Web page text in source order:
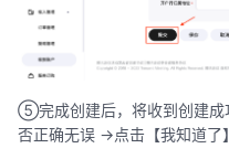
⑤完成创建后，将收到创建成
否正确无误 ->点击【我知道了